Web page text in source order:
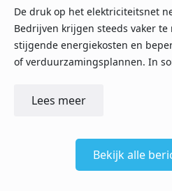
De druk op het elektriciteitsnet
Bedrijven krijgen steeds vaker
stijgende energiekosten en
of verduurzamingsplannen. In
Lees meer
Bekijk alle